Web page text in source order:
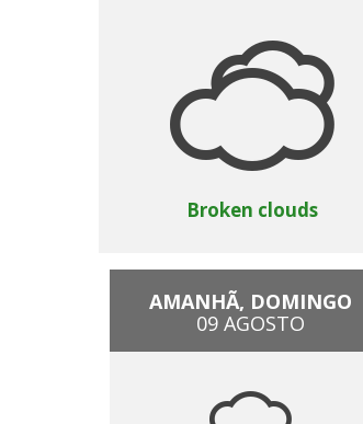
Broken clouds
AMANHÃ, DOMINGO
09 AGOSTO